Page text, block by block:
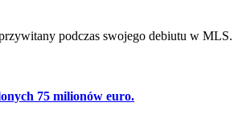
podczas swojego debiutu w
75 milionów euro.